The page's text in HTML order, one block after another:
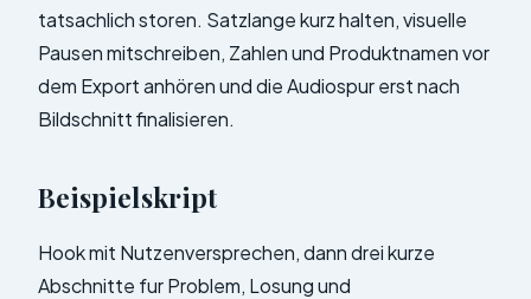
tatsachlich storen. Satzlange kurz halten, visuelle
Pausen mitschreiben, Zahlen und Produktnamen vor
dem Export anhören und die Audiospur erst nach
Bildschnitt finalisieren.
Beispielskript
Hook mit Nutzenversprechen, dann drei kurze
Abschnitte fur Problem, Losung und